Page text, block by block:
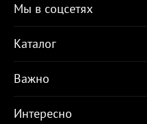
Мы в соцсетях
Каталог
Важно
Интересно